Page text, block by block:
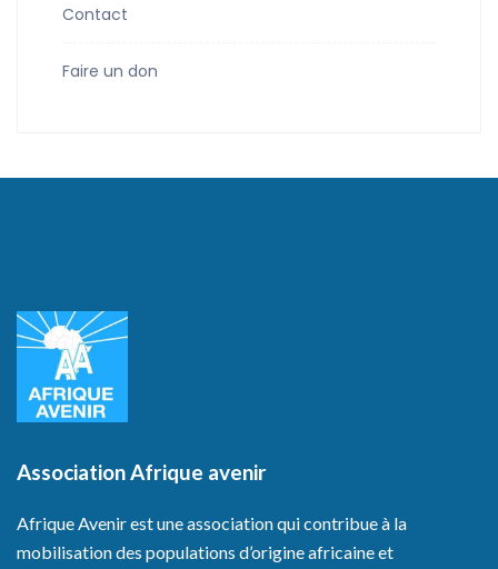
Contact
Faire un don
Association Afrique avenir
Afrique Avenir est une association qui contribue à la
mobilisation des populations d’origine africaine et